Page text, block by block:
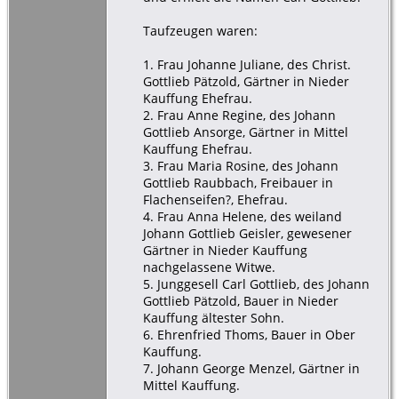
Taufzeugen waren:
1. Frau Johanne Juliane, des Christ.
Gottlieb Pätzold, Gärtner in Nieder
Kauffung Ehefrau.
2. Frau Anne Regine, des Johann
Gottlieb Ansorge, Gärtner in Mittel
Kauffung Ehefrau.
3. Frau Maria Rosine, des Johann
Gottlieb Raubbach, Freibauer in
Flachenseifen?, Ehefrau.
4. Frau Anna Helene, des weiland
Johann Gottlieb Geisler, gewesener
Gärtner in Nieder Kauffung
nachgelassene Witwe.
5. Junggesell Carl Gottlieb, des Johann
Gottlieb Pätzold, Bauer in Nieder
Kauffung ältester Sohn.
6. Ehrenfried Thoms, Bauer in Ober
Kauffung.
7. Johann George Menzel, Gärtner in
Mittel Kauffung.